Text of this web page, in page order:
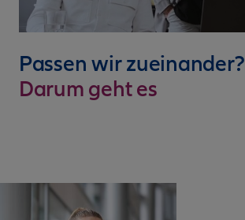
Passen wir zueinander?
Darum geht es